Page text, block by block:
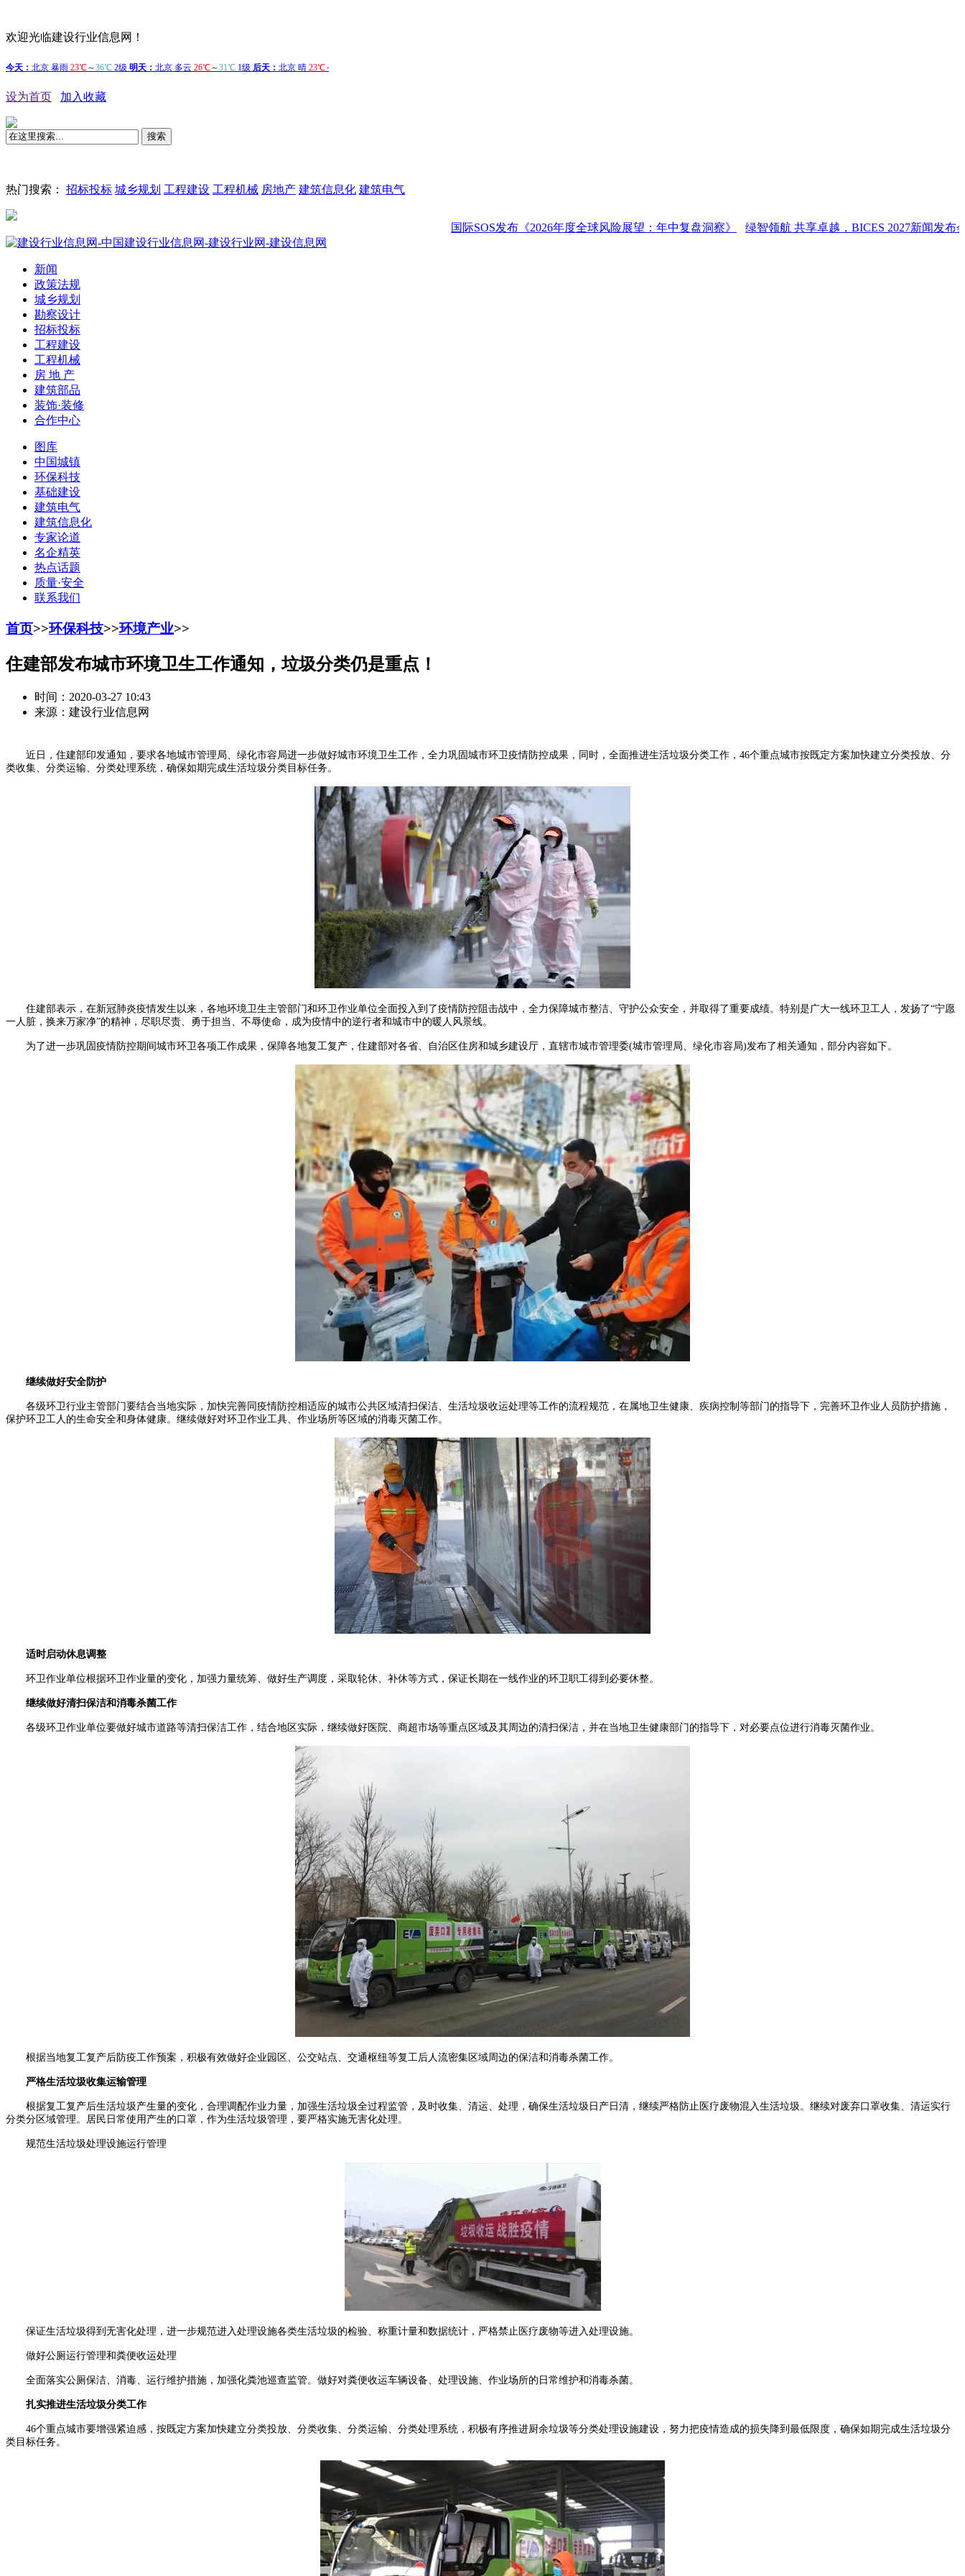
欢迎光临建设行业信息网！
设为首页 加入收藏
搜索
热门搜索： 招标投标 城乡规划 工程建设 工程机械 房地产 建筑信息化 建筑电气
国际SOS发布《2026年度全球风险展望：年中复盘洞察》 绿智领航 共享卓越，BICES 2027新闻发布会在京召开
新闻
政策法规
城乡规划
勘察设计
招标投标
工程建设
工程机械
房 地 产
建筑部品
装饰·装修
合作中心
图库
中国城镇
环保科技
基础建设
建筑电气
建筑信息化
专家论道
名企精英
热点话题
质量·安全
联系我们
首页>>环保科技>>环境产业>>
住建部发布城市环境卫生工作通知，垃圾分类仍是重点！
时间：2020-03-27 10:43
来源：建设行业信息网
近日，住建部印发通知，要求各地城市管理局、绿化市容局进一步做好城市环境卫生工作，全力巩固城市环卫疫情防控成果，同时，全面推进生活垃圾分类工作，46个重点城市按既定方案加快建立分类投放、分
类收集、分类运输、分类处理系统，确保如期完成生活垃圾分类目标任务。
住建部表示，在新冠肺炎疫情发生以来，各地环境卫生主管部门和环卫作业单位全面投入到了疫情防控阻击战中，全力保障城市整洁、守护公众安全，并取得了重要成绩。特别是广大一线环卫工人，发扬了“宁愿
一人脏，换来万家净”的精神，尽职尽责、勇于担当、不辱使命，成为疫情中的逆行者和城市中的暖人风景线。
为了进一步巩固疫情防控期间城市环卫各项工作成果，保障各地复工复产，住建部对各省、自治区住房和城乡建设厅，直辖市城市管理委(城市管理局、绿化市容局)发布了相关通知，部分内容如下。
继续做好安全防护
各级环卫行业主管部门要结合当地实际，加快完善同疫情防控相适应的城市公共区域清扫保洁、生活垃圾收运处理等工作的流程规范，在属地卫生健康、疾病控制等部门的指导下，完善环卫作业人员防护措施，
保护环卫工人的生命安全和身体健康。继续做好对环卫作业工具、作业场所等区域的消毒灭菌工作。
适时启动休息调整
环卫作业单位根据环卫作业量的变化，加强力量统筹、做好生产调度，采取轮休、补休等方式，保证长期在一线作业的环卫职工得到必要休整。
继续做好清扫保洁和消毒杀菌工作
各级环卫作业单位要做好城市道路等清扫保洁工作，结合地区实际，继续做好医院、商超市场等重点区域及其周边的清扫保洁，并在当地卫生健康部门的指导下，对必要点位进行消毒灭菌作业。
根据当地复工复产后防疫工作预案，积极有效做好企业园区、公交站点、交通枢纽等复工后人流密集区域周边的保洁和消毒杀菌工作。
严格生活垃圾收集运输管理
根据复工复产后生活垃圾产生量的变化，合理调配作业力量，加强生活垃圾全过程监管，及时收集、清运、处理，确保生活垃圾日产日清，继续严格防止医疗废物混入生活垃圾。继续对废弃口罩收集、清运实行
分类分区域管理。居民日常使用产生的口罩，作为生活垃圾管理，要严格实施无害化处理。
规范生活垃圾处理设施运行管理
保证生活垃圾得到无害化处理，进一步规范进入处理设施各类生活垃圾的检验、称重计量和数据统计，严格禁止医疗废物等进入处理设施。
做好公厕运行管理和粪便收运处理
全面落实公厕保洁、消毒、运行维护措施，加强化粪池巡查监管。做好对粪便收运车辆设备、处理设施、作业场所的日常维护和消毒杀菌。
扎实推进生活垃圾分类工作
46个重点城市要增强紧迫感，按既定方案加快建立分类投放、分类收集、分类运输、分类处理系统，积极有序推进厨余垃圾等分类处理设施建设，努力把疫情造成的损失降到最低限度，确保如期完成生活垃圾分
类目标任务。